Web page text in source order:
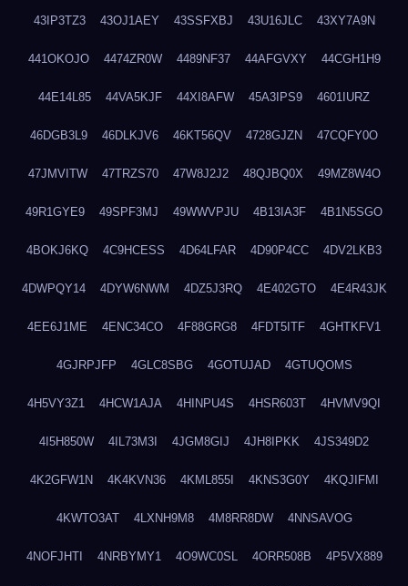
43IP3TZ3 43OJ1AEY 43SSFXBJ 43U16JLC 43XY7A9N
441OKOJO 4474ZR0W 4489NF37 44AFGVXY 44CGH1H9
44E14L85 44VA5KJF 44XI8AFW 45A3IPS9 4601IURZ
46DGB3L9 46DLKJV6 46KT56QV 4728GJZN 47CQFY0O
47JMVITW 47TRZS70 47W8J2J2 48QJBQ0X 49MZ8W4O
49R1GYE9 49SPF3MJ 49WWVPJU 4B13IA3F 4B1N5SGO
4BOKJ6KQ 4C9HCESS 4D64LFAR 4D90P4CC 4DV2LKB3
4DWPQY14 4DYW6NWM 4DZ5J3RQ 4E402GTO 4E4R43JK
4EE6J1ME 4ENC34CO 4F88GRG8 4FDT5ITF 4GHTKFV1
4GJRPJFP 4GLC8SBG 4GOTUJAD 4GTUQOMS
4H5VY3Z1 4HCW1AJA 4HINPU4S 4HSR603T 4HVMV9QI
4I5H850W 4IL73M3I 4JGM8GIJ 4JH8IPKK 4JS349D2
4K2GFW1N 4K4KVN36 4KML855I 4KNS3G0Y 4KQJIFMI
4KWTO3AT 4LXNH9M8 4M8RR8DW 4NNSAVOG
4NOFJHTI 4NRBYMY1 4O9WC0SL 4ORR508B 4P5VX889